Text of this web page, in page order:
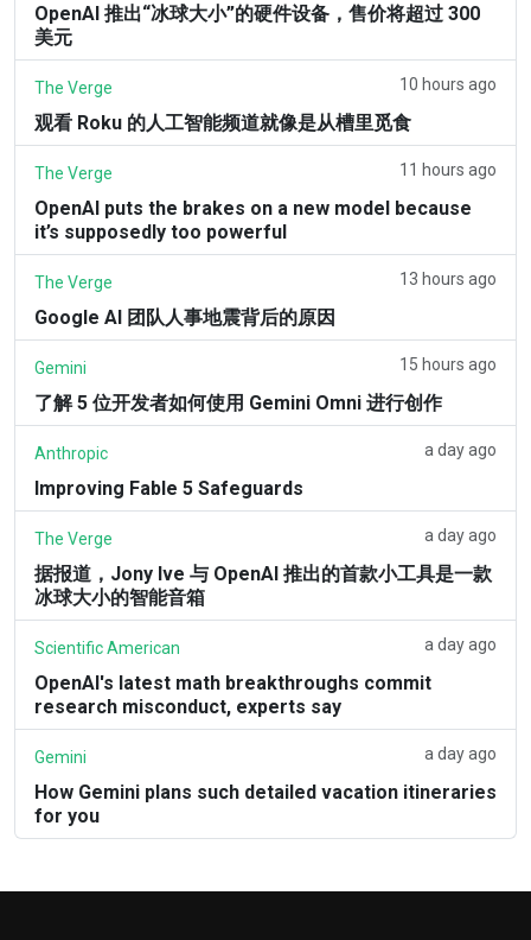
OpenAI 推出“冰球大小”的硬件设备，售价将超过 300
美元
The Verge 10 hours ago
观看 Roku 的人工智能频道就像是从槽里觅食
The Verge 11 hours ago
OpenAI puts the brakes on a new model because
it’s supposedly too powerful
The Verge 13 hours ago
Google AI 团队人事地震背后的原因
Gemini 15 hours ago
了解 5 位开发者如何使用 Gemini Omni 进行创作
Anthropic a day ago
Improving Fable 5 Safeguards
The Verge a day ago
据报道，Jony Ive 与 OpenAI 推出的首款小工具是一款
冰球大小的智能音箱
Scientific American a day ago
OpenAI's latest math breakthroughs commit
research misconduct, experts say
Gemini a day ago
How Gemini plans such detailed vacation itineraries
for you